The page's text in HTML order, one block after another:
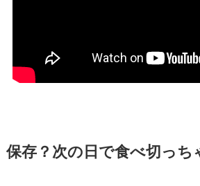
保存？次の日で食べ切っち